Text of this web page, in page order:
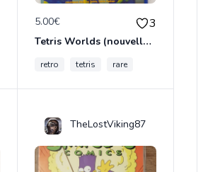
5.00€ 3
Tetris Worlds (nouvelle édition)
retro tetris rare
TheLostViking87